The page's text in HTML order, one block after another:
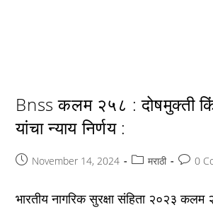
Bnss कलम २५८ : दोषमुक्ती
यांचा न्याय निर्णय :
PostNovember 14, 2024
Postमराठी
Post0
भारतीय नागरिक सुरक्षा संहिता २०२३ कलम